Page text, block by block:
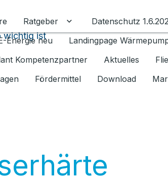
Ratgeber Untermenü für Ratgeber
Datenschutz
Energie neu Landingpage
Kompetenzpartner
Aktuelles
Fördermittel Download
wichtig ist